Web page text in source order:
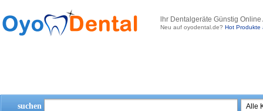
lhr Dentalgeräte Günstig
Neu auf oyodental.de? Hot Produkte
suchen